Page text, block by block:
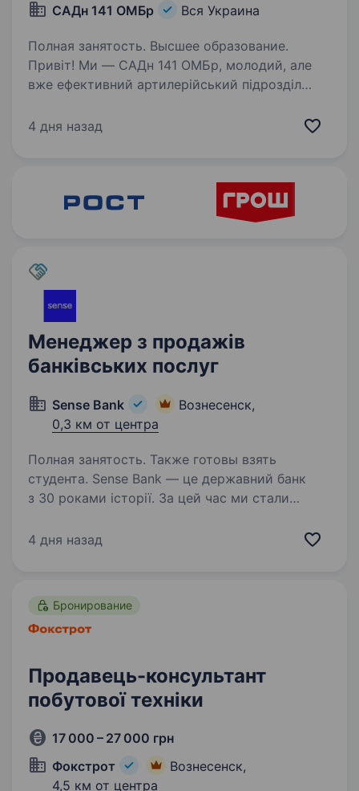
САДн 141 ОМБр Вся Украина
Полная занятость. Высшее образование.
Привіт! Ми — САДн 141 ОМБр, молодий, але
вже ефективний артилерійський підрозділ
знищувати ворога найсучаснішими методами,
4 дня назад
Менеджер з продажів
банківських послуг
Sense Bank
Вознесенск,
0,3 км от центра
Полная занятость. Также готовы взять
студента. Sense Bank — це державний банк
з 30 роками історії. За цей час ми стали
з 4000 людей, де кожен присвячений місії —
4 дня назад
Бронирование
Продавець-консультант
побутової техніки
17 000 – 27 000 грн
Фокстрот
Вознесенск,
4,5 км от центра